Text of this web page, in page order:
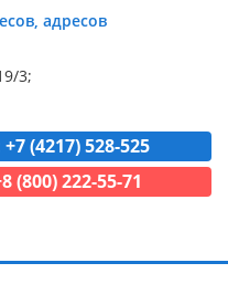
адресов
3;
(4217) 528-525
(800) 222-55-71